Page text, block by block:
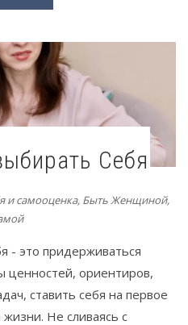
Себя
и самооценка, Быть Женщиной,
- это придерживаться
ценностей, ориентиров,
ставить себя на первое
жизни. Не сливаясь с